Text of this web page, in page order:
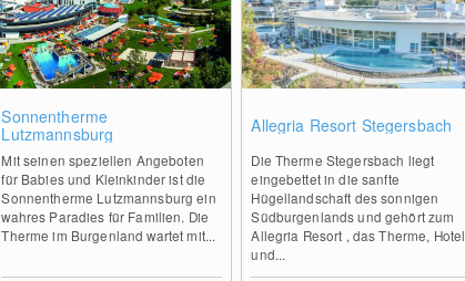
Sonnentherme
Lutzmannsburg
Mit seinen speziellen Angeboten
für Babies und Kleinkinder ist die
Sonnentherme Lutzmannsburg ein
wahres Paradies für Familien. Die
Therme im Burgenland wartet mit...
Allegria Resort Stegersbach
Die Therme Stegersbach liegt
eingebettet in die sanfte
Hügellandschaft des sonnigen
Südburgenlands und gehört zum
Allegria Resort , das Therme, Hotel
und...